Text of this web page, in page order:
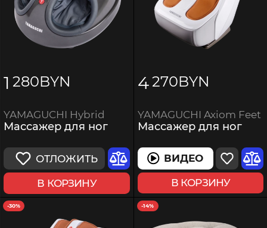
1 280BYN
YAMAGUCHI Hybrid
Массажер для ног
ОТЛОЖИТЬ
В КОРЗИНУ
4 270BYN
YAMAGUCHI Axiom Feet
Массажер для ног
ВИДЕО
В КОРЗИНУ
-30% -14%